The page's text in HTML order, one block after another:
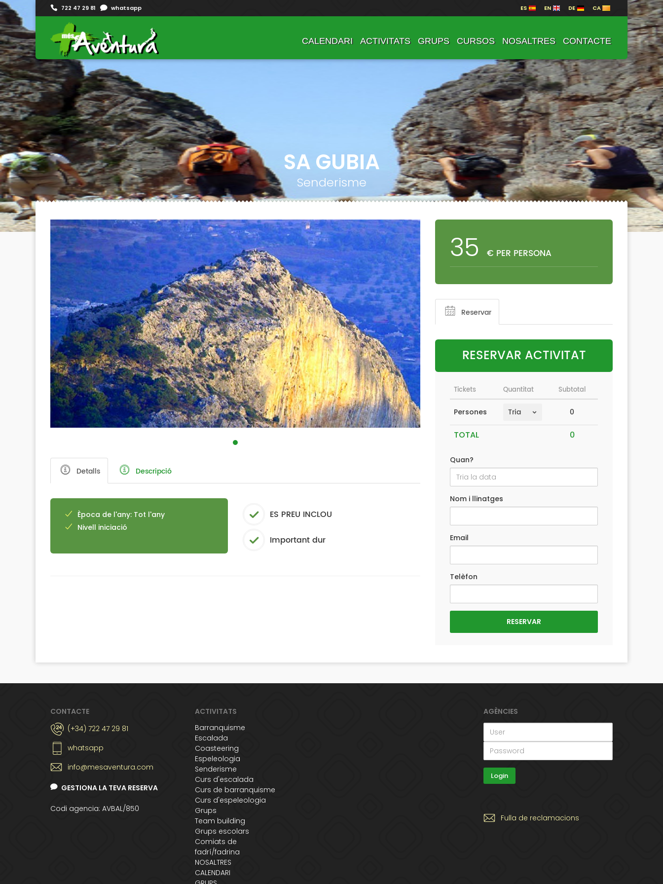
722 47 29 81 whatsapp ES EN DE CA
CALENDARI ACTIVITATS GRUPS CURSOS NOSALTRES CONTACTE
SA GUBIA
Senderisme
Detalls Descripció
Època de l'any: Tot l'any
Nivell iniciació
ES PREU INCLOU
Important dur
35 € PER PERSONA
Reservar
RESERVAR ACTIVITAT
Tickets Quantitat Subtotal
TOTAL
Persones 0
Quan?
Nom i llinatges
Email
Telèfon
CONTACTE
(+34) 722 47 29 81
whatsapp
info@mesaventura.com
GESTIONA LA TEVA RESERVA
Codi agencia: AVBAL/850
ACTIVITATS
Barranquisme
Escalada
Coasteering
Espeleologia
Senderisme
Curs d'escalada
Curs de barranquisme
Curs d'espeleologia
Grups
Team building
Grups escolars
Comiats de
fadrí/fadrina
NOSALTRES
CALENDARI
AGÈNCIES
Fulla de reclamacions